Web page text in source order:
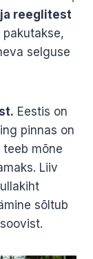
reeglitest
pakutakse,
selguse
Eestis on
pinnas on
mõne
Liiv
sõltub